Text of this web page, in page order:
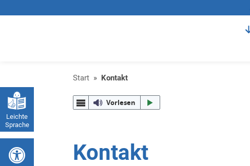
Leichte
Sprache
Start » Kontakt
Vorlesen
Kontakt
Werkzeugleiste öffnen